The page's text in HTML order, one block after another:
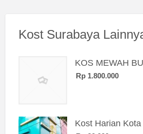
Kost Surabaya
KOS MEWAH
Rp 1.800.000